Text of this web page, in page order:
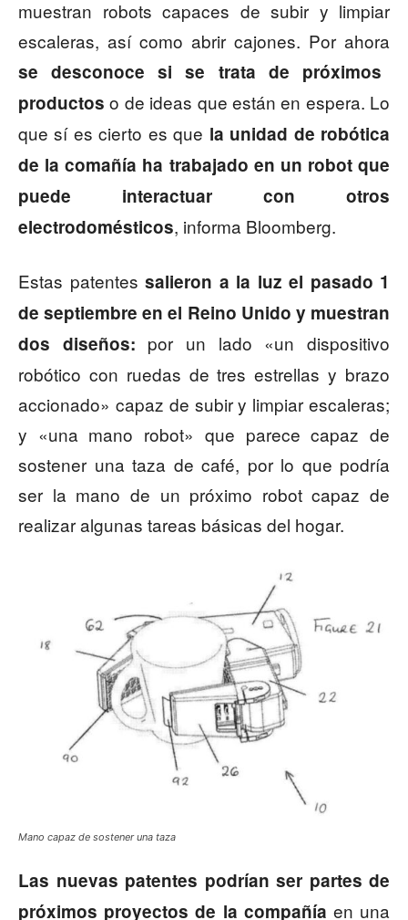
muestran robots capaces de subir y limpiar
escaleras, así como abrir cajones. Por ahora
se desconoce si se trata de próximos
productos o de ideas que están en espera. Lo
que sí es cierto es que la unidad de robótica
de la comañía ha trabajado en un robot que
puede interactuar con otros
electrodomésticos, informa Bloomberg.
Estas patentes salieron a la luz el pasado 1
de septiembre en el Reino Unido y muestran
dos diseños: por un lado «un dispositivo
robótico con ruedas de tres estrellas y brazo
accionado» capaz de subir y limpiar escaleras;
y «una mano robot» que parece capaz de
sostener una taza de café, por lo que podría
ser la mano de un próximo robot capaz de
realizar algunas tareas básicas del hogar.
Mano capaz de sostener una taza
Las nuevas patentes podrían ser partes de
próximos proyectos de la compañía en una